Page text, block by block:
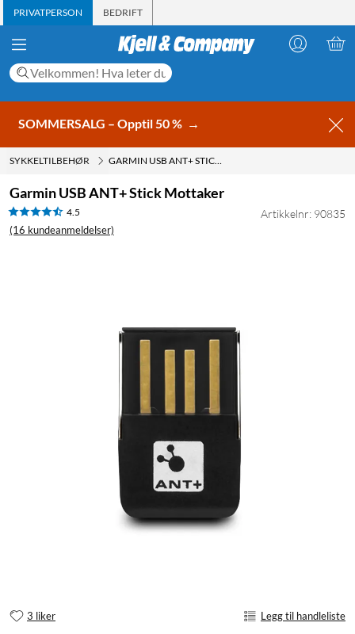
PRIVATPERSON BEDRIFT
SOMMERSALG – Opptil 50 % →
SYKKELTILBEHØR GARMIN USB ANT+ STICK MOTTAKER
Garmin USB ANT+ Stick Mottaker
4.5
(16 kundeanmeldelser)
Artikkelnr: 90835
3 liker Legg til handleliste